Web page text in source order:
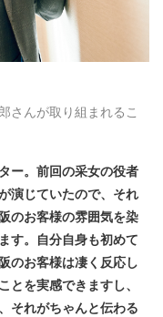
んが取り組まれるこ
ー。前回の采女の役者
演じていたので、それ
のお客様の雰囲気を染
す。自分自身も初めて
のお客様は凄く反応し
を実感できますし、
それがちゃんと伝わる